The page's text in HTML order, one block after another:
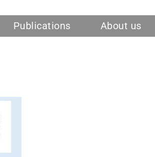
Publications About us